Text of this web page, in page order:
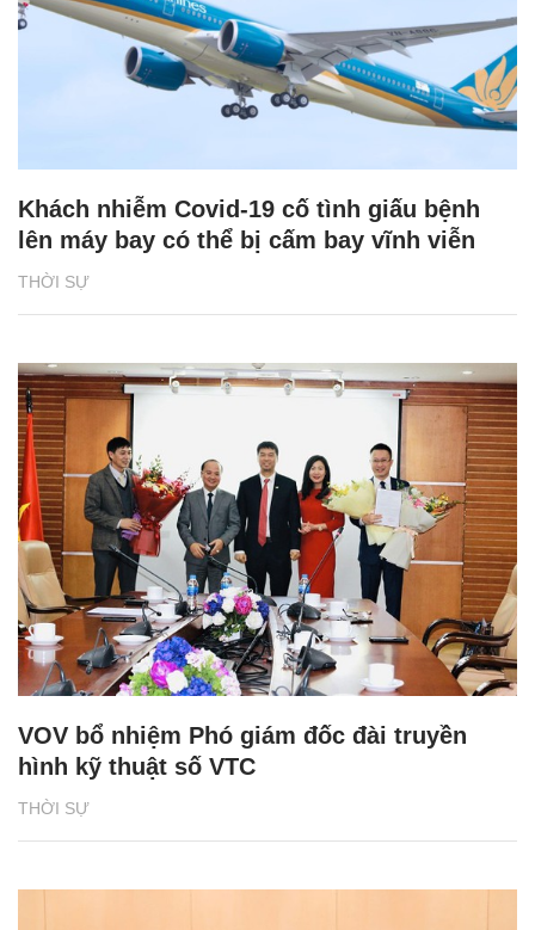
THỜI SỰ
Khách nhiễm Covid-19 cố tình giấu bệnh
lên máy bay có thể bị cấm bay vĩnh viễn
THỜI SỰ
VOV bổ nhiệm Phó giám đốc đài truyền
hình kỹ thuật số VTC